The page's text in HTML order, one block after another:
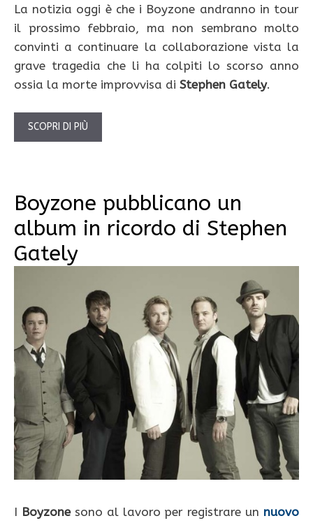
La notizia oggi è che i Boyzone andranno in tour
il prossimo febbraio, ma non sembrano molto
convinti a continuare la collaborazione vista la
grave tragedia che li ha colpiti lo scorso anno
ossia la morte improvvisa di Stephen Gately.
SCOPRI DI PIÙ
Boyzone pubblicano un
album in ricordo di Stephen
Gately
I Boyzonesono al lavoro per registrare un nuovo